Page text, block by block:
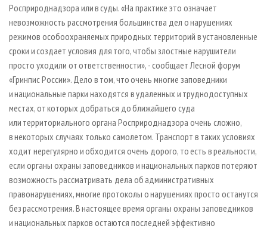
Росприроднадзора или в суды. «На практике это означает
невозможность рассмотрения большинства дел о нарушениях
режимов особоохраняемых природных территорий в установленные
сроки и создает условия для того, чтобы злостные нарушители
просто уходили от ответственности», - сообщает Лесной форум
«Гринпис России». Дело в том, что очень многие заповедники
и национальные парки находятся в удаленных и труднодоступных
местах, от которых добраться до ближайшего суда
или территориального органа Росприроднадзора очень сложно,
в некоторых случаях только самолетом. Транспорт в таких условиях
ходит нерегулярно и обходится очень дорого, то есть в реальности,
если органы охраны заповедников и национальных парков потеряют
возможность рассматривать дела об административных
правонарушениях, многие протоколы о нарушениях просто останутся
без рассмотрения. В настоящее время органы охраны заповедников
и национальных парков остаются последней эффективно